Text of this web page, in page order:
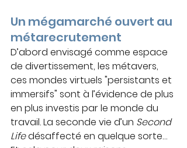
Un mégamarché ouvert au
métarecrutement
D’abord envisagé comme espace
de divertissement, les métavers,
ces mondes virtuels "persistants et
immersifs" sont à l’évidence de plus
en plus investis par le monde du
travail. La seconde vie d’un Second
Life désaffecté en quelque sorte…